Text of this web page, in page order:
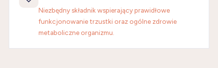
Niezbędny składnik wspierający prawidłowe
funkcjonowanie trzustki oraz ogólne zdrowie
metaboliczne organizmu.